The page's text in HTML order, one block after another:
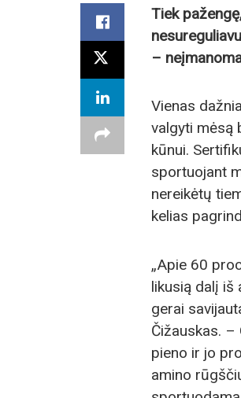
Tiek
–
Vienas
valgyti mėsą
kūnui.
sportuojant
nereikėtų
kelias
„Apie 60
likusią dalį iš
gerai
Čižauskas. –
pieno ir jo
amino